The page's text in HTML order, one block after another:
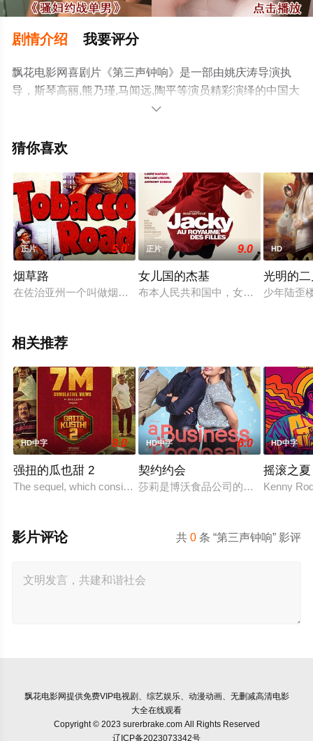
剧情介绍 我要评分
飘花电影网喜剧片《第三声钟响》是一部由姚庆涛导演执
导，斯琴高丽,熊乃瑾,马闻远,陶平等演员精彩演绎的中国大
陆电影，手机免费观看高清未删减完整版电影大全就上飘
网等平台了解。

猜你喜欢
正片 5.0
烟草路
在佐治亚州一个叫做烟草路的乡下地方，住着十分贫困的莱斯
正片 9.0
女儿国的杰基
布本人民共和国中，女人生来就有极
HD
光明的
少年陆歪
相关推荐
HD中字 9.0
强扭的瓜也甜 2
The sequel, which consists of consecutive events following the
HD中字 6.0
契约约会
莎莉是博沃食品公司的食品分析师，
HD中字
摇滚之夏
Kenny
共0 条 “第三声钟响” 影评
影片评论
飘花电影网提供免费VIP电视剧、综艺娱乐、动漫动画、无删减高清电影
大全在线观看
Copyright © 2023 surerbrake.com All Rights Reserved
辽ICP备2023073342号